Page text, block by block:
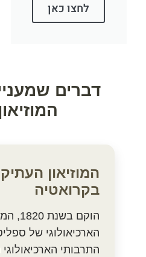
לחצו כאן
דברים
המוזיאון
בקרואטיה
הוקם בשנת
הארכיאולוגי של
התרבותי הארכיאולוגי